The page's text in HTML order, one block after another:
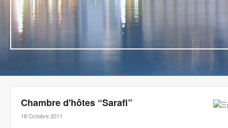
Chambre d'hôtes “Sarafi”
18 Octobre 2011